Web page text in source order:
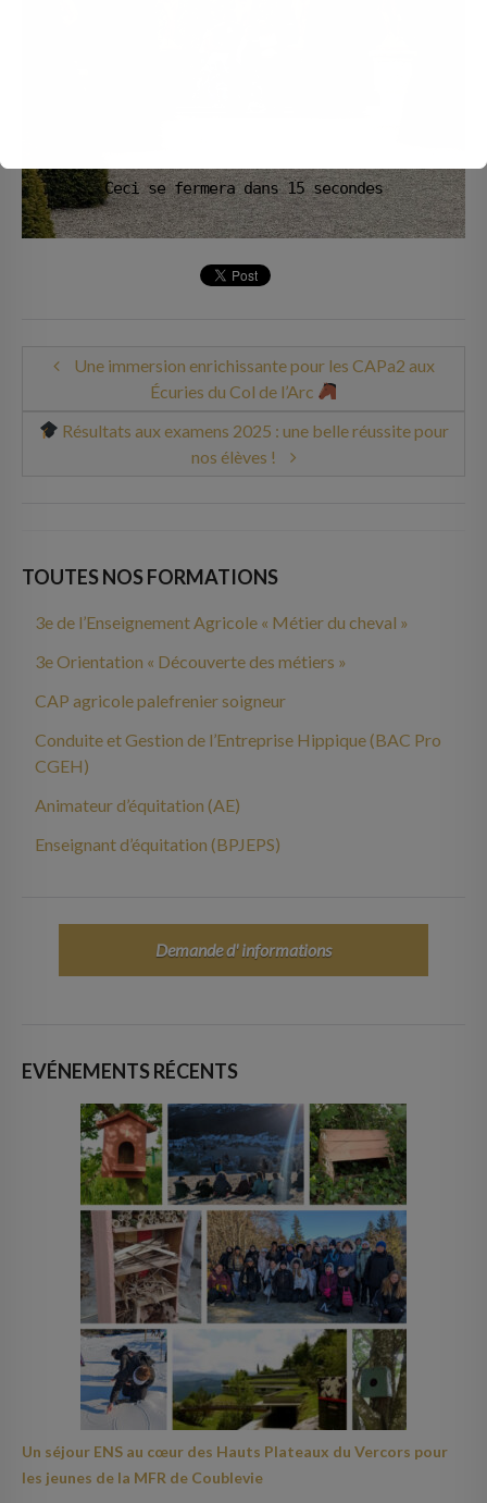
Une immersion enrichissante pour les CAPa2 aux
Écuries du Col de l’Arc
Résultats aux examens 2025 : une belle réussite pour
nos élèves !
TOUTES NOS FORMATIONS
3e de l’Enseignement Agricole « Métier du cheval »
3e Orientation « Découverte des métiers »
CAP agricole palefrenier soigneur
Conduite et Gestion de l’Entreprise Hippique (BAC Pro
CGEH)
Animateur d’équitation (AE)
Enseignant d’équitation (BPJEPS)
Demande d' informations
EVÉNEMENTS RÉCENTS
Un séjour ENS au cœur des Hauts Plateaux du Vercors pour
les jeunes de la MFR de Coublevie
Ceci se fermera dans14secondes